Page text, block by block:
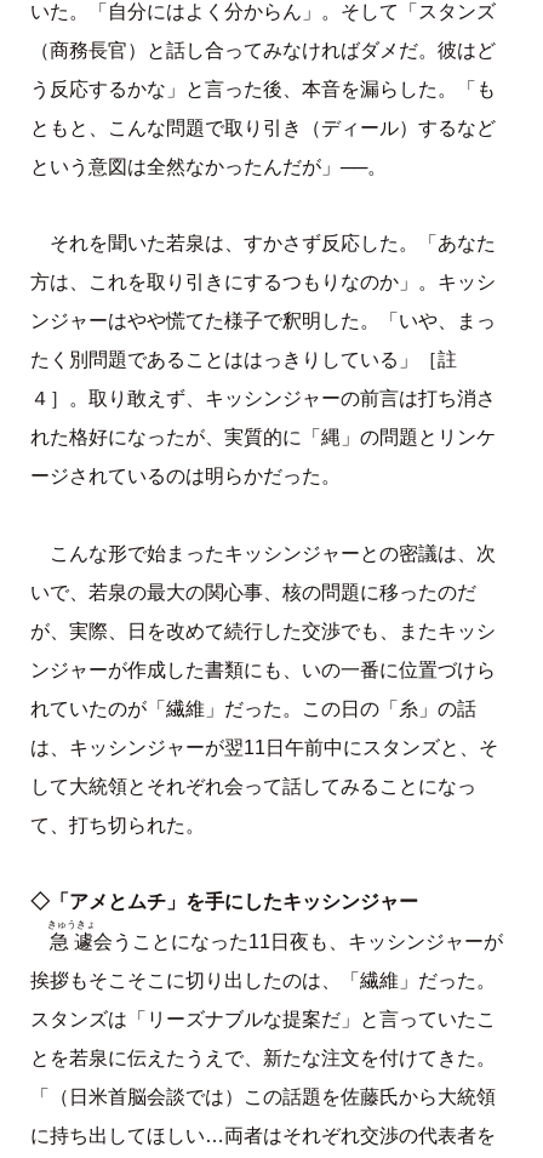
いた。「自分にはよく分からん」。そして「スタンズ
（商務長官）と話し合ってみなければダメだ。彼はど
う反応するかな」と言った後、本音を漏らした。「も
ともと、こんな問題で取り引き（ディール）するなど
という意図は全然なかったんだが」──。
それを聞いた若泉は、すかさず反応した。「あなた
方は、これを取り引きにするつもりなのか」。キッシ
ンジャーはやや慌てた様子で釈明した。「いや、まっ
たく別問題であることははっきりしている」［註
４］。取り敢えず、キッシンジャーの前言は打ち消さ
れた格好になったが、実質的に「縄」の問題とリンケ
ージされているのは明らかだった。
こんな形で始まったキッシンジャーとの密議は、次
いで、若泉の最大の関心事、核の問題に移ったのだ
が、実際、日を改めて続行した交渉でも、またキッシ
ンジャーが作成した書類にも、いの一番に位置づけら
れていたのが「繊維」だった。この日の「糸」の話
は、キッシンジャーが翌11日午前中にスタンズと、そ
して大統領とそれぞれ会って話してみることになっ
て、打ち切られた。
◇「アメとムチ」を手にしたキッシンジャー
急遽
きゅうきょ
会うことになった11日夜も、キッシンジャーが
挨拶もそこそこに切り出したのは、「繊維」だった。
スタンズは「リーズナブルな提案だ」と言っていたこ
とを若泉に伝えたうえで、新たな注文を付けてきた。
「（日米首脳会談では）この話題を佐藤氏から大統領
に持ち出してほしい…両者はそれぞれ交渉の代表者を